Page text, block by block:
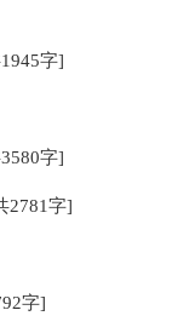
字]
字]
2781字]
字]